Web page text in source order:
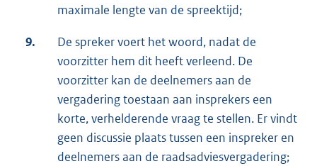
maximale lengte van de spreektijd;
9.
De spreker voert het woord, nadat de
voorzitter hem dit heeft verleend. De
voorzitter kan de deelnemers aan de
vergadering toestaan aan insprekers een
korte, verhelderende vraag te stellen. Er vindt
geen discussie plaats tussen een inspreker en
deelnemers aan de raadsadviesvergadering;